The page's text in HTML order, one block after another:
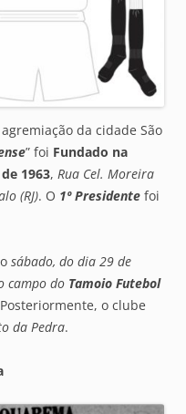
da cidade São
” foi Fundado na
1963, Rua Cel. Moreira
(RJ). O 1º Presidente foi
sábado, do dia 29 de
campo do Tamoio Futebol
o clube
da Pedra.